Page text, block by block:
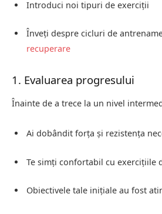
Introduci noi tipuri de exerciții
Înveți despre cicluri de
recuperare
1. Evaluarea progresului
Înainte de a trece la un nivel
Ai dobândit forța și rezistența
Te simți confortabil cu exercițiile
Obiectivele tale inițiale au fost